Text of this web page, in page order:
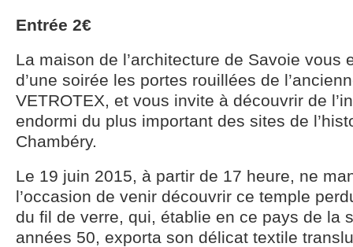
Entrée 2€
La maison de l’architecture de Savoie vous
d’une soirée les portes rouillées de
VETROTEX, et vous invite à découvrir de
endormi du plus important des sites de
Chambéry.
Le 19 juin 2015, à partir de 17 heure, ne
l’occasion de venir découvrir ce temple
du fil de verre, qui, établie en ce pays de la
années 50, exporta son délicat textile